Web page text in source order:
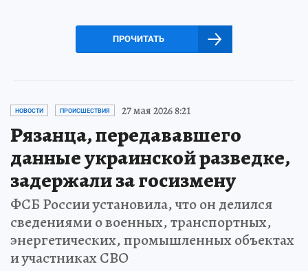
ПРОЧИТАТЬ
НОВОСТИ ПРОИСШЕСТВИЯ 27 мая 2026 8:21
Рязанца, передававшего
данные украинской разведке,
задержали за госизмену
ФСБ России установила, что он делился
сведениями о военных, транспортных,
энергетических, промышленных объектах
и участниках СВО